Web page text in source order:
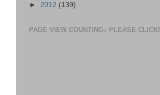
► 2012 (139)
PAGE VIEW COUNTING♪ PLEASE CLICK!